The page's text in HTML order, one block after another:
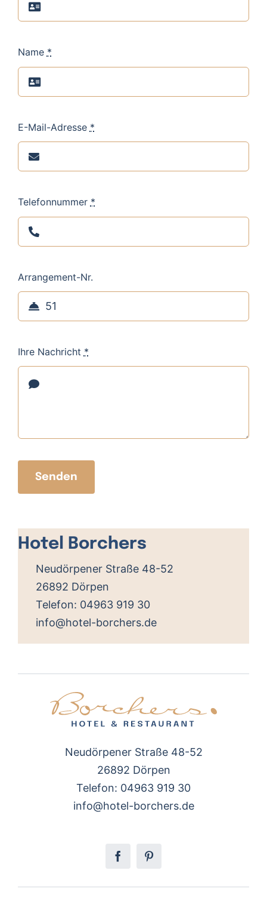
Name *
E-Mail-Adresse *
Telefonnummer *
Arrangement-Nr.
Ihre Nachricht *
Senden
+
−
Hotel Borchers
Neudörpener Straße 48-52
26892 Dörpen
Telefon: 04963 919 30
info@hotel-borchers.de
Neudörpener Straße 48-52
26892 Dörpen
Telefon: 04963 919 30
info@hotel-borchers.de